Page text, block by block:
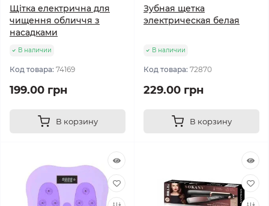
Щітка електрична для
чищення обличчя з
насадками
В наличии
Код товара: 74169
199.00 грн
В корзину
Зубная щетка
электрическая белая
В наличии
Код товара: 72870
229.00 грн
В корзину